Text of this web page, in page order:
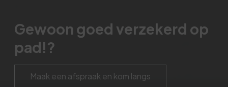
Gewoon goed verzekerd op
pad!?
Maak een afspraak en kom langs